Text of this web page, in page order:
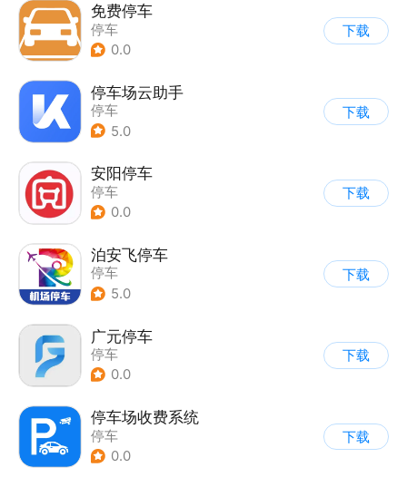
免费停车
停车
0.0
下载
停车场云助手
停车
5.0
下载
安阳停车
停车
0.0
下载
泊安飞停车
停车
5.0
下载
广元停车
停车
0.0
下载
停车场收费系统
停车
0.0
下载